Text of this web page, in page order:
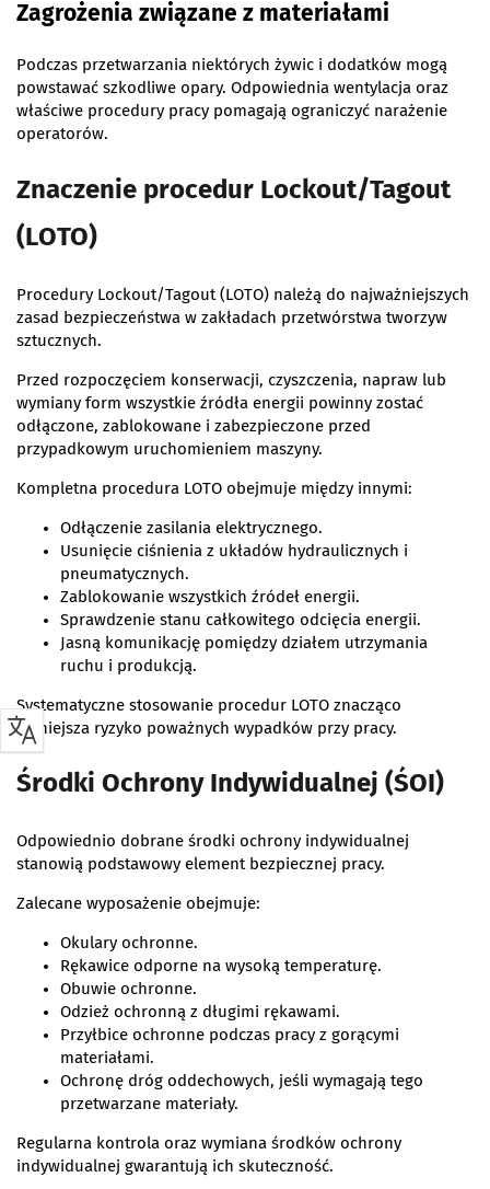
Zagrożenia związane z materiałami
Podczas przetwarzania niektórych żywic i dodatków mogą
powstawać szkodliwe opary. Odpowiednia wentylacja oraz
właściwe procedury pracy pomagają ograniczyć narażenie
operatorów.
Znaczenie procedur Lockout/Tagout
(LOTO)
Procedury Lockout/Tagout (LOTO) należą do najważniejszych
zasad bezpieczeństwa w zakładach przetwórstwa tworzyw
sztucznych.
Przed rozpoczęciem konserwacji, czyszczenia, napraw lub
wymiany form wszystkie źródła energii powinny zostać
odłączone, zablokowane i zabezpieczone przed
przypadkowym uruchomieniem maszyny.
Kompletna procedura LOTO obejmuje między innymi:
Odłączenie zasilania elektrycznego.
Usunięcie ciśnienia z układów hydraulicznych i
pneumatycznych.
Zablokowanie wszystkich źródeł energii.
Sprawdzenie stanu całkowitego odcięcia energii.
Jasną komunikację pomiędzy działem utrzymania
ruchu i produkcją.
Systematyczne stosowanie procedur LOTO znacząco
zmniejsza ryzyko poważnych wypadków przy pracy.
Środki Ochrony Indywidualnej (ŚOI)
Odpowiednio dobrane środki ochrony indywidualnej
stanowią podstawowy element bezpiecznej pracy.
Zalecane wyposażenie obejmuje:
Okulary ochronne.
Rękawice odporne na wysoką temperaturę.
Obuwie ochronne.
Odzież ochronną z długimi rękawami.
Przyłbice ochronne podczas pracy z gorącymi
materiałami.
Ochronę dróg oddechowych, jeśli wymagają tego
przetwarzane materiały.
Regularna kontrola oraz wymiana środków ochrony
indywidualnej gwarantują ich skuteczność.